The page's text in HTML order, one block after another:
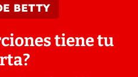
BETTY
tiene tu